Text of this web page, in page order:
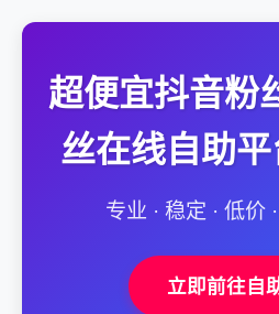
超便宜抖音粉
丝在线自助
专业 · 稳定 · 低价
立即前往自